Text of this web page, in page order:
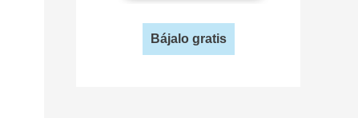
Bájalo gratis